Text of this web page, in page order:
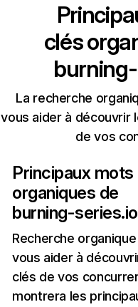
clés
La recherche
vous aider à découvrir
de vos
Principaux
organiques de
burning-series.io
Recherche organique
vous aider à
clés de vos
montrera les